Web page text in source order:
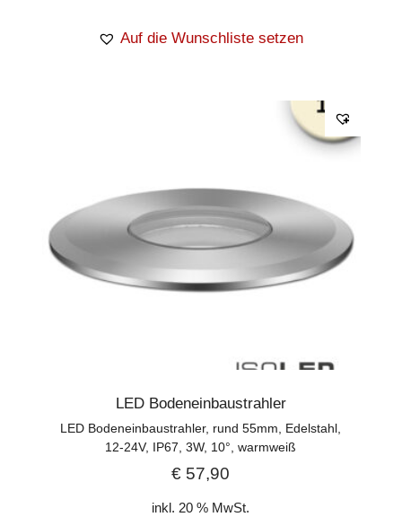
Auf die Wunschliste setzen
LED Bodeneinbaustrahler
LED Bodeneinbaustrahler, rund 55mm, Edelstahl,
12-24V, IP67, 3W, 10°, warmweiß
€ 57,90
inkl. 20 % MwSt.